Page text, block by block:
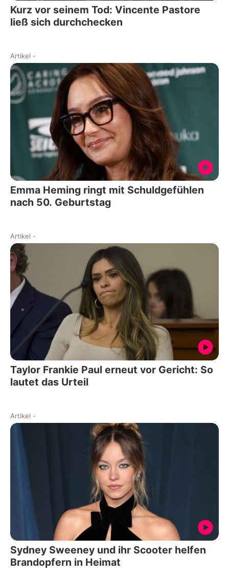
Kurz vor seinem Tod: Vincente Pastore
ließ sich durchchecken
Artikel -
Emma Heming ringt mit Schuldgefühlen
nach 50. Geburtstag
Artikel -
Taylor Frankie Paul erneut vor Gericht: So
lautet das Urteil
Artikel -
Sydney Sweeney und ihr Scooter helfen
Brandopfern in Heimat